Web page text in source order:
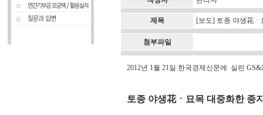
제목 [보도] 토종 야생花
첨부파일
2012년 1월 21일 한국경제신문에 실린
토종 야생花ㆍ묘목 대중화한 종